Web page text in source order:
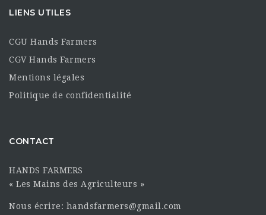
LIENS UTILES
CGU Hands Farmers
CGV Hands Farmers
Mentions légales
Politique de confidentialité
CONTACT
HANDS FARMERS
« Les Mains des Agriculteurs »
Nous écrire: handsfarmers@gmail.com